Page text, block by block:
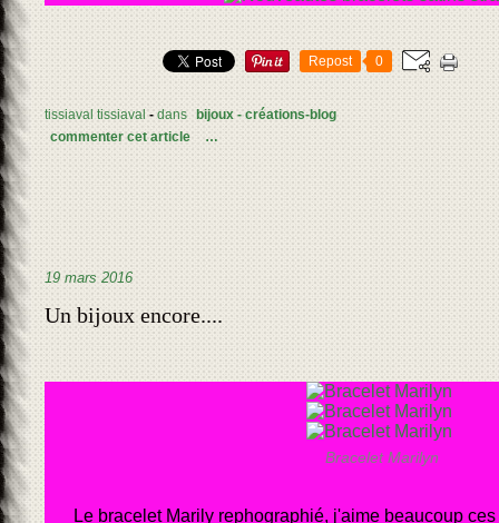
Repost 0
tissiaval tissiaval - dans
bijoux - créations-blog
commenter cet article
…
19 mars 2016
Un bijoux encore....
Bracelet Marilyn
Le bracelet Marily rephographié, j'aime beaucoup